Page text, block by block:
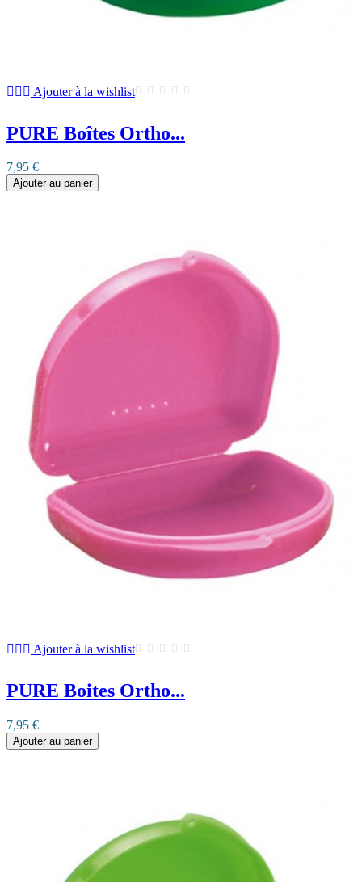
Ajouter à la wishlist
PURE Boîtes Ortho...
7,95 €
Ajouter au panier
Ajouter à la wishlist
PURE Boites Ortho...
7,95 €
Ajouter au panier